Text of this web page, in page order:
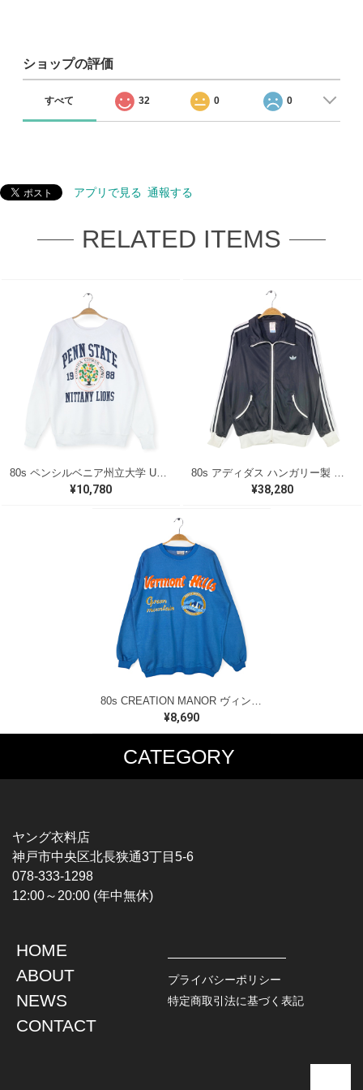
ショップの評価
すべて 32 0 0
アプリで見る 通報する
RELATED ITEMS
¥10,780 ¥38,280
80s CREATION MANOR ヴィンテージ スウェット バーモントヒルズ ブルー サイズL 古着 CF1004
¥8,690
CATEGORY
MUSIC TEE
HARDCORE / PUNK
PROGLESSIVE ROCK
POPS
SOUL / R&B
T-SHIRTS
CHAMPION
TOPS
L / S SHIRT
S / S SHIRT
HAWAIIAN SHIRT
JACKET
DENIM
LEATHER
ヤング衣料店
神戸市中央区北長狭通3丁目5-6
078-333-1298
12:00～20:00 (年中無休)
HOME
ABOUT
NEWS
CONTACT
プライバシーポリシー
特定商取引法に基づく表記